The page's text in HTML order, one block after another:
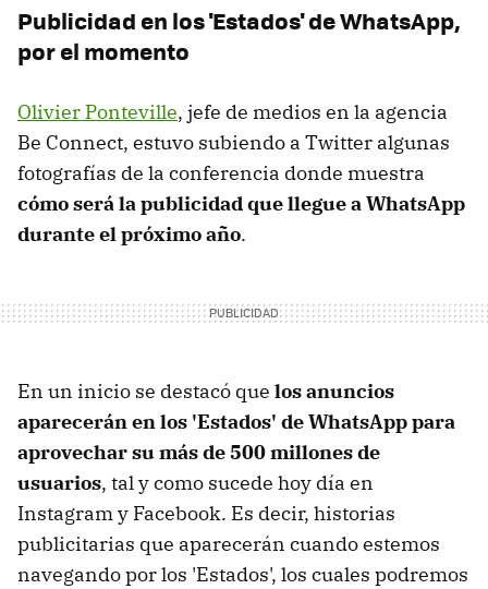
Publicidad en los 'Estados' de WhatsApp,
por el momento
Olivier Ponteville, jefe de medios en la agencia
Be Connect, estuvo subiendo a Twitter algunas
fotografías de la conferencia donde muestra
cómo será la publicidad que llegue a WhatsApp
durante el próximo año.
En un inicio se destacó que los anuncios
aparecerán en los 'Estados' de WhatsApp para
aprovechar su más de 500 millones de
usuarios, tal y como sucede hoy día en
Instagram y Facebook. Es decir, historias
publicitarias que aparecerán cuando estemos
navegando por los 'Estados', los cuales podremos